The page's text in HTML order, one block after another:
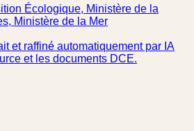
Écologique, Ministère de la
Ministère de la Mer
et raffiné automatiquement par IA
et les documents DCE.